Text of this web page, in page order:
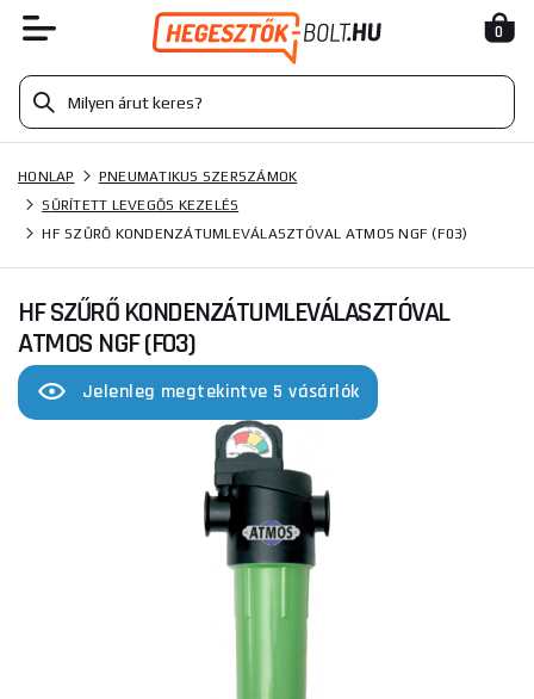
0
HONLAP
PNEUMATIKUS SZERSZÁMOK
SŰRÍTETT LEVEGŐS KEZELÉS
HF SZŰRŐ KONDENZÁTUMLEVÁLASZTÓVAL ATMOS NGF (F03)
HF SZŰRŐ KONDENZÁTUMLEVÁLASZTÓVAL
ATMOS NGF (F03)
Jelenleg megtekintve 5 vásárlók